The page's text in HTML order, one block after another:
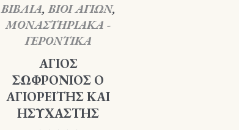
ΒΙΒΛΙΑ,ΒΙΟΙ ΑΓΙΩΝ,
ΜΟΝΑΣΤΗΡΙΑΚΑ -
ΓΕΡΟΝΤΙΚΑ
ΑΓΙΟΣ
ΣΩΦΡΟΝΙΟΣ Ο
ΑΓΙΟΡΕΙΤΗΣ ΚΑΙ
ΗΣΥΧΑΣΤΗΣ